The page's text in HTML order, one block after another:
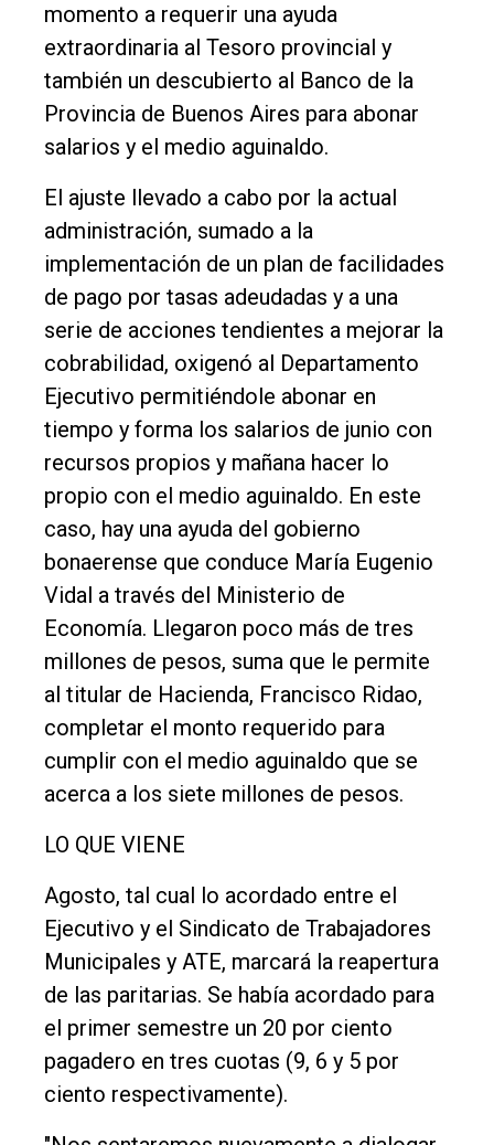
Int.
General
Política
Cultura
Rural
Deportes
Fúnebres
Edición
Empresa
Nosotros
Contacto
momento a requerir una ayuda
extraordinaria al Tesoro provincial y
también un descubierto al Banco de la
Provincia de Buenos Aires para abonar
salarios y el medio aguinaldo.
El ajuste llevado a cabo por la actual
administración, sumado a la
implementación de un plan de facilidades
de pago por tasas adeudadas y a una
serie de acciones tendientes a mejorar la
cobrabilidad, oxigenó al Departamento
Ejecutivo permitiéndole abonar en
tiempo y forma los salarios de junio con
recursos propios y mañana hacer lo
propio con el medio aguinaldo. En este
caso, hay una ayuda del gobierno
bonaerense que conduce María Eugenio
Vidal a través del Ministerio de
Economía. Llegaron poco más de tres
millones de pesos, suma que le permite
al titular de Hacienda, Francisco Ridao,
completar el monto requerido para
cumplir con el medio aguinaldo que se
acerca a los siete millones de pesos.
LO QUE VIENE
Agosto, tal cual lo acordado entre el
Ejecutivo y el Sindicato de Trabajadores
Municipales y ATE, marcará la reapertura
de las paritarias. Se había acordado para
el primer semestre un 20 por ciento
pagadero en tres cuotas (9, 6 y 5 por
ciento respectivamente).